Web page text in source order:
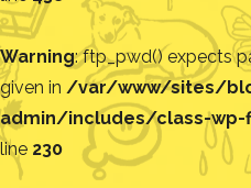
Warning: ftp_pwd() expects
given in /var/www/sites/
admin/includes/class-
line 230